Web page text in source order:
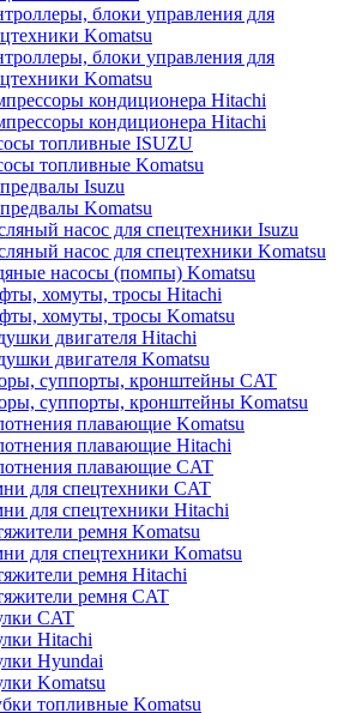
блоки управления для
Komatsu
блоки управления для
Komatsu
кондиционера Hitachi
кондиционера Hitachi
топливные ISUZU
топливные Komatsu
Isuzu
Komatsu
насос для спецтехники Isuzu
насос для спецтехники Komatsu
насосы (помпы) Komatsu
хомуты, тросы Hitachi
хомуты, тросы Komatsu
двигателя Hitachi
двигателя Komatsu
суппорты, кронштейны CAT
суппорты, кронштейны Komatsu
плавающие Komatsu
плавающие Hitachi
плавающие CAT
для спецтехники CAT
для спецтехники Hitachi
ремня Komatsu
для спецтехники Komatsu
ремня Hitachi
ремня CAT
CAT
Hitachi
Hyundai
Komatsu
топливные Komatsu